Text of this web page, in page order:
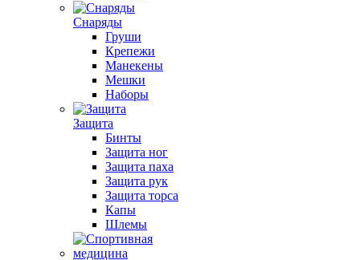
Снаряды
Груши
Крепежи
Манекены
Мешки
Наборы
Защита
Бинты
Защита ног
Защита паха
Защита рук
Защита торса
Капы
Шлемы